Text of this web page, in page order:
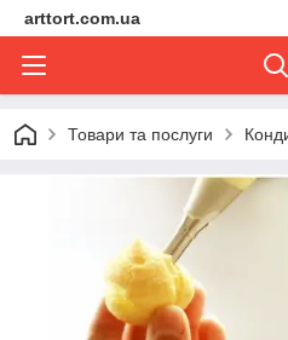
arttort.com.ua
Товари та послуги